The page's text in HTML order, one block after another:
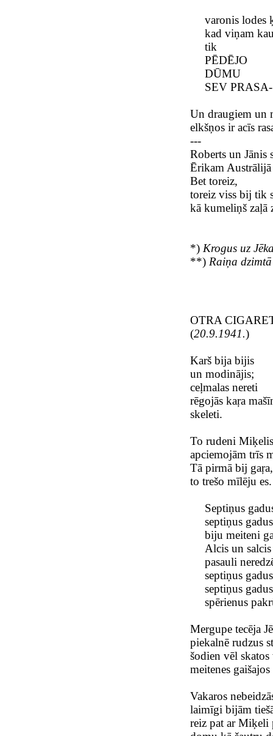
varonis lodes
kad viņam
tik
PĒDĒJO
DŪMU
SEV
Un draugiem un
elkšņos ir acīs
---
Roberts un Jānis
Ērikam Austrālijā
Bet toreiz,
toreiz viss bij tik
kā kumeliņš zaļā
*) Krogus uz
**) Raiņa
OTRA
(20.9.1941.)
Karš bija bijis
un modinājis;
ceļmalas nereti
rēgojās kaŗa
skeleti.
To rudeni
apciemojām trīs
Tā pirmā bij
to trešo mīlēju es.
Septiņus
septiņus
biju meiteni
Alcis un
pasauli
septiņus
septiņus
spērienus
Mergupe tecēja
piekalnē rudzus
šodien vēl
meitenes
Vakaros
laimīgi bijām
reiz pat ar Miķeli